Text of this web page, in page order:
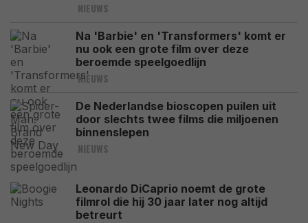
NIEUWS
Na 'Barbie' en 'Transformers' komt er
nu ook een grote film over deze
beroemde speelgoedlijn
NIEUWS
De Nederlandse bioscopen puilen uit
door slechts twee films die miljoenen
binnenslepen
NIEUWS
Leonardo DiCaprio noemt de grote
filmrol die hij 30 jaar later nog altijd
betreurt